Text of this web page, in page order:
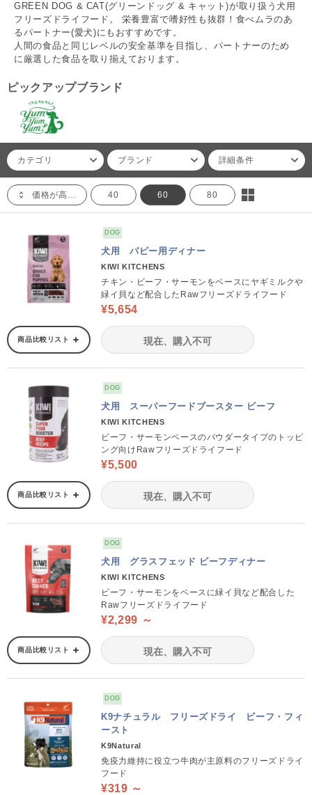
GREEN DOG & CAT(グリーンドッグ & キャット)が取り扱う犬用
フリーズドライフード。 栄養豊富で嗜好性も抜群！食べムラのあ
るパートナー(愛犬)にもおすすめです。
人間の食品と同じレベルの安全基準を目指し、パートナーのため
に厳選した食品を取り揃えております。
ピックアップブランド
カテゴリ ブランド 詳細条件
価格が高い順 40 60 80
DOG
犬用 パピー用ディナー
KIWI KITCHENS
チキン・ビーフ・サーモンをベースにヤギミルクや
緑イ貝など配合したRawフリーズドライフード
¥5,654
商品比較リスト 現在、購入不可
DOG
犬用 スーパーフードブースター ビーフ
KIWI KITCHENS
ビーフ・サーモンベースのパウダータイプのトッピ
ング向けRawフリーズドライフード
¥5,500
商品比較リスト 現在、購入不可
DOG
犬用 グラスフェッド ビーフディナー
KIWI KITCHENS
ビーフ・サーモンをベースに緑イ貝など配合した
Rawフリーズドライフード
¥2,299 ～
商品比較リスト 現在、購入不可
DOG
K9ナチュラル フリーズドライ ビーフ・フィ
ースト
K9Natural
免疫力維持に役立つ牛肉が主原料のフリーズドライ
フード
¥319 ～